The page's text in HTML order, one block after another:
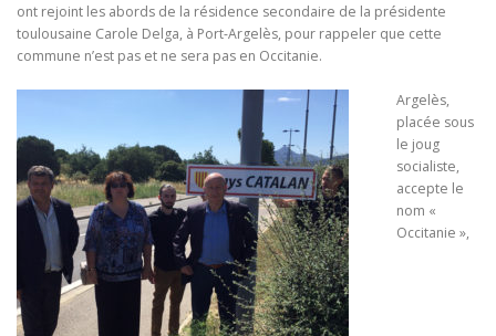
ont rejoint les abords de la résidence secondaire de la présidente
toulousaine Carole Delga, à Port-Argelès, pour rappeler que cette
commune n’est pas et ne sera pas en Occitanie.
Argelès,
placée sous
le joug
socialiste,
accepte le
nom «
Occitanie​ »,